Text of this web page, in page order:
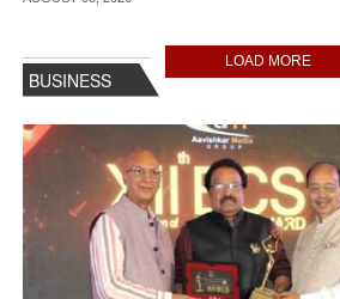
LOAD MORE
BUSINESS